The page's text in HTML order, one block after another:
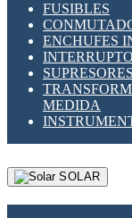
FUSIBLES
ENCHUFES
MEDIDA
SOLAR